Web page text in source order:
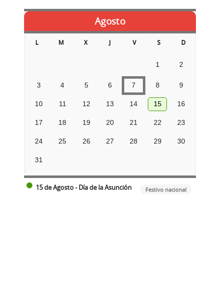
Agosto
L M X J V S D
1 2
3 4 5 6 7 8 9
10 11 12 13 14 15 16
17 18 19 20 21 22 23
24 25 26 27 28 29 30
31
15 de Agosto - Día de la Asunción Festivo nacional